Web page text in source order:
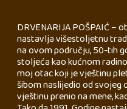
DRVENARIJA POŠPAIĆ –
nastavlja višestoljetnu
na ovom području, 50-tih
stoljeća kao kućnom
moj otac koji je vještinu
šibom naslijedio od svojeg
vještinu prenio na mene,